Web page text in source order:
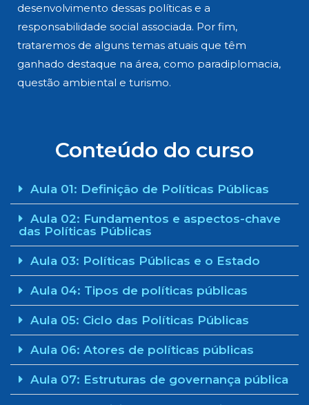
desenvolvimento dessas políticas e a
responsabilidade social associada. Por fim,
trataremos de alguns temas atuais que têm
ganhado destaque na área, como paradiplomacia,
questão ambiental e turismo.
Conteúdo do curso
Aula 01: Definição de Políticas Públicas
Aula 02: Fundamentos e aspectos-chave
das Políticas Públicas
Aula 03: Políticas Públicas e o Estado
Aula 04: Tipos de políticas públicas
Aula 05: Ciclo das Políticas Públicas
Aula 06: Atores de políticas públicas
Aula 07: Estruturas de governança pública